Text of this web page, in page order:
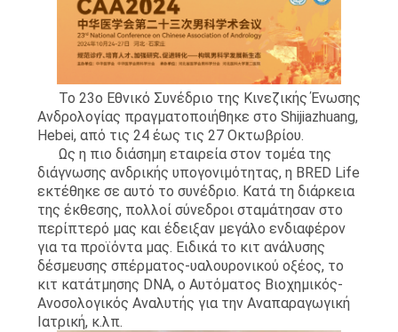
ΕΙΔΉΣΕΙΣ
ΖΗΤΉΣΤΕ
ΈΝΑ
ΑΠΌΣΠΑΣΜΑ
SITEMAP
PRIVACY
POLICY
Το 23ο Εθνικό Συνέδριο της Κινεζικής Ένωσης
Ανδρολογίας πραγματοποιήθηκε στο Shijiazhuang,
Hebei, από τις 24 έως τις 27 Οκτωβρίου.
Ως η πιο διάσημη εταιρεία στον τομέα της
διάγνωσης ανδρικής υπογονιμότητας, η BRED Life
εκτέθηκε σε αυτό το συνέδριο. Κατά τη διάρκεια
της έκθεσης, πολλοί σύνεδροι σταμάτησαν στο
περίπτερό μας και έδειξαν μεγάλο ενδιαφέρον
για τα προϊόντα μας. Ειδικά το κιτ ανάλυσης
δέσμευσης σπέρματος-υαλουρονικού οξέος, το
κιτ κατάτμησης DNA, ο Αυτόματος Βιοχημικός-
Ανοσολογικός Αναλυτής για την Αναπαραγωγική
Ιατρική, κ.λπ.